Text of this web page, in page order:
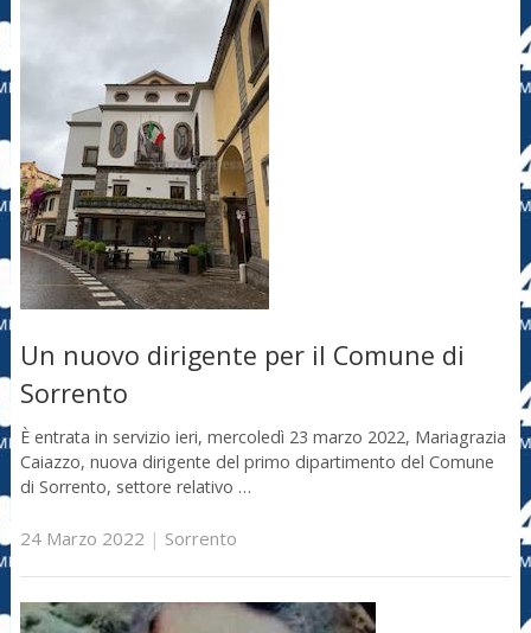
Un nuovo dirigente per il Comune di
Sorrento
È entrata in servizio ieri, mercoledì 23 marzo 2022, Mariagrazia
Caiazzo, nuova dirigente del primo dipartimento del Comune
di Sorrento, settore relativo …
24 Marzo 2022 | Sorrento